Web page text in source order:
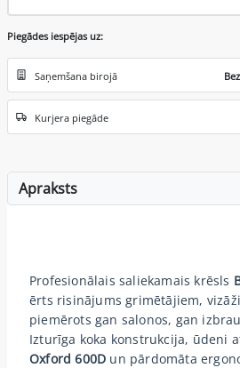
Piegādes iespējas uz:
Saņemšana birojā
Kurjera piegāde
Apraksts
Profesionālais saliekamais krēsls
ērts risinājums grimētājiem,
piemērots gan salonos, gan
Izturīga koka konstrukcija, ūdeni
Oxford 600D un pārdomāta